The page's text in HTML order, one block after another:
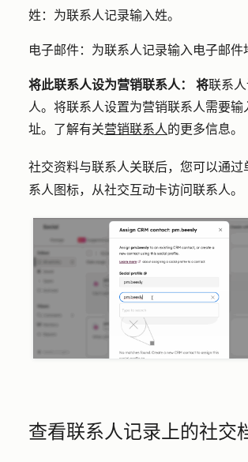
姓 ： 为联系人记录输入姓。
电子邮件： 为联系人记录输入电子邮件
将此联系人设为营销联系人： 将联系
人。将联系人设置为营销联系人需要输
址。了解有关营销联系人的更多信息。
社交资料与联系人关联后，您可以通过
系人图标，从社交互动卡访问联系人。
查看联系人记录上的社交